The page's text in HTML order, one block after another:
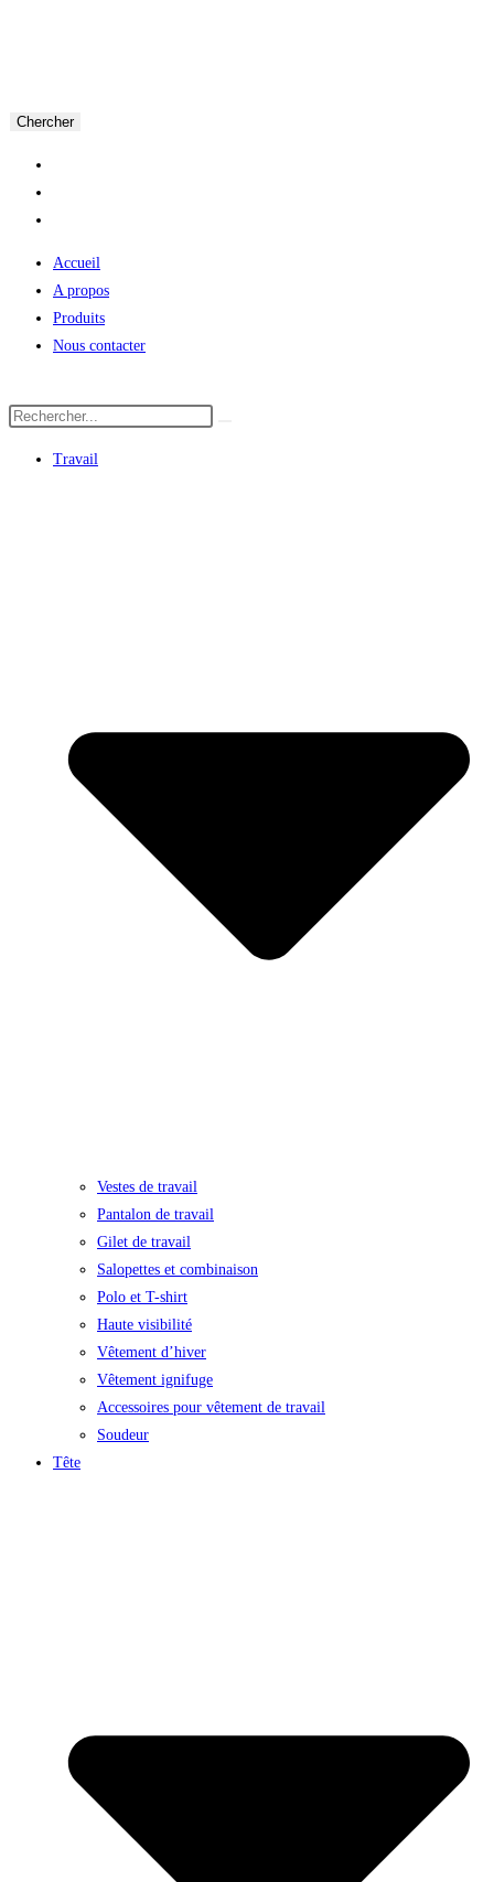
Chercher
Accueil
A propos
Produits
Nous contacter
Travail
Vestes de travail
Pantalon de travail
Gilet de travail
Salopettes et combinaison
Polo et T-shirt
Haute visibilité
Vêtement d’hiver
Vêtement ignifuge
Accessoires pour vêtement de travail
Soudeur
Tête